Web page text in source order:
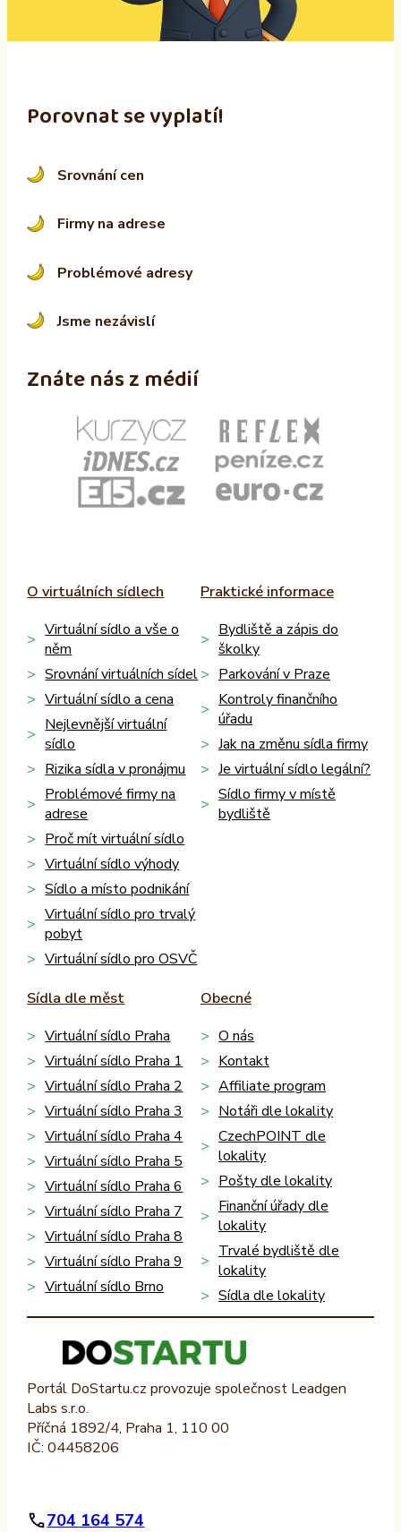
:
Porovnat se vyplatí!
Srovnání cen
Firmy na adrese
Problémové adresy
Jsme nezávislí
Znáte nás z médií
O virtuálních sídlech
Virtuální sídlo a vše o
něm
Srovnání virtuálních sídel
Virtuální sídlo a cena
Nejlevnější virtuální
sídlo
Rizika sídla v pronájmu
Problémové firmy na
adrese
Proč mít virtuální sídlo
Virtuální sídlo výhody
Sídlo a místo podnikání
Virtuální sídlo pro trvalý
pobyt
Virtuální sídlo pro OSVČ
Praktické informace
Bydliště a zápis do
školky
Parkování v Praze
Kontroly finančního
úřadu
Jak na změnu sídla firmy
Je virtuální sídlo legální?
Sídlo firmy v místě
bydliště
Sídla dle měst
Virtuální sídlo Praha
Virtuální sídlo Praha 1
Virtuální sídlo Praha 2
Virtuální sídlo Praha 3
Virtuální sídlo Praha 4
Virtuální sídlo Praha 5
Virtuální sídlo Praha 6
Virtuální sídlo Praha 7
Virtuální sídlo Praha 8
Virtuální sídlo Praha 9
Virtuální sídlo Brno
Obecné
O nás
Kontakt
Affiliate program
Notáři dle lokality
CzechPOINT dle
lokality
Pošty dle lokality
Finanční úřady dle
lokality
Trvalé bydliště dle
lokality
Sídla dle lokality
Portál DoStartu.cz provozuje společnost Leadgen
Labs s.r.o.
Příčná 1892/4, Praha 1, 110 00
IČ: 04458206
704 164 574